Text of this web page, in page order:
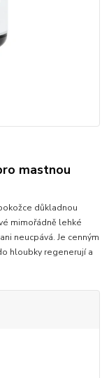
mastnou
důkladnou
mimořádně lehké
neucpává. Je cenným
hloubky regenerují a